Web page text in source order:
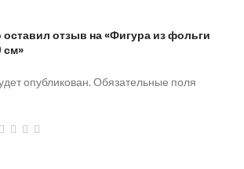
отзыв на «Фигура из фольги
см»
опубликован. Обязательные поля